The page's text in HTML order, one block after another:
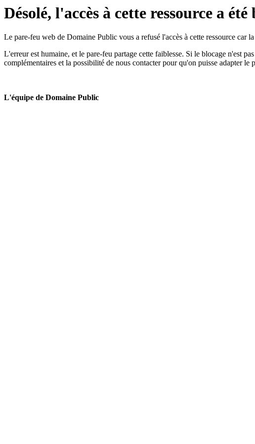
Désolé, l'accès à cette ressource a été
Le pare-feu web de Domaine Public vous a refusé l'accès à cette ressource car
L'erreur est humaine, et le pare-feu partage cette faiblesse. Si le blocage n'est
complémentaires et la possibilité de nous contacter pour qu'on puisse adapter le
L'équipe de Domaine Public